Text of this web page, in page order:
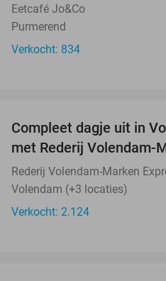
Eetcafé Jo&Co
Purmerend
Verkocht: 834
Compleet dagje uit in
met Rederij Volendam-
Rederij Volendam-Marken
Volendam (+3 locaties)
Verkocht: 2.124